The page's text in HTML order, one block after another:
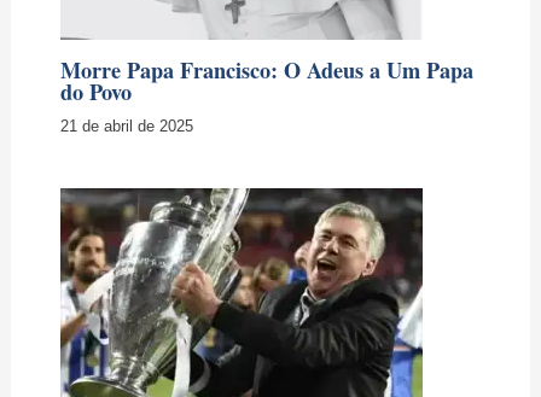
Morre Papa Francisco: O Adeus a Um Papa
do Povo
21 de abril de 2025